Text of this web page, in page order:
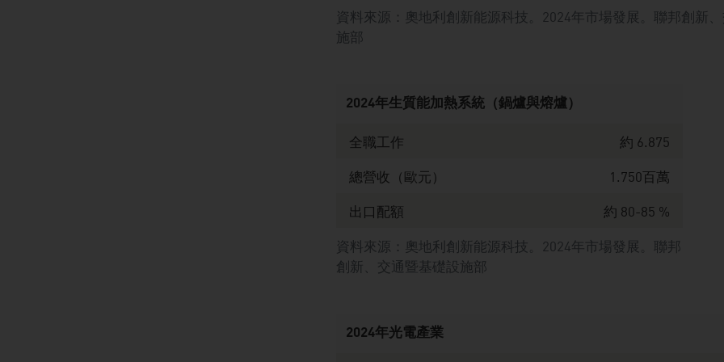
資料來源：奧地利創新能源科技。2024年市場發展。聯邦創新
施部
資料來源：奧地利創新能源科技。2024年市場發展。聯邦
創新、交通暨基礎設施部
2024年生質能加熱系統（鍋爐與熔爐）
全職工作 約 6.875
總營收（歐元） 1.750百萬
出口配額 約 80-85 %
2024年光電產業